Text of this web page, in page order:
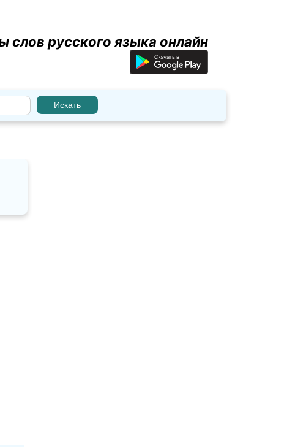
слов русского языка онлайн